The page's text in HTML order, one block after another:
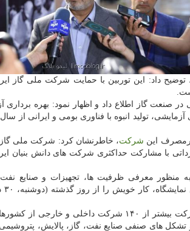
در شبكه انتقال گاز كشور، توضیح داد: این توربین با حمایت شركت ملی
صنعت گاز اطلاع داد و اظهار نمود: بهره برداری
این شركت، خاطرنشان كرد: شركت ملی گاز
با مشاركت حداكثری شركت های دانش بنیان
منظور معرفی ظرفیت ها، تجهیزات و صنایع نفت،
در این گردهمایی، فعالان، سازندگان و متخصصان صنعت نفت ایران با مشاركت بیشتر از ۱۴۰ شركت
تشكل های صنفی صنایع نفت، گاز، پالایش،